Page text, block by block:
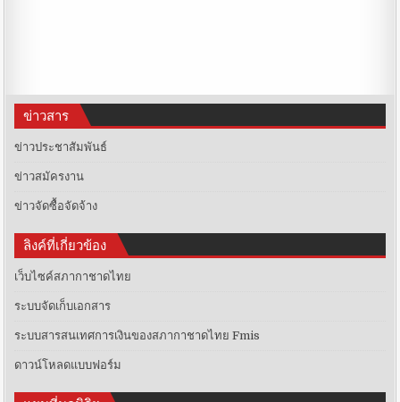
ข่าวสาร
ข่าวประชาสัมพันธ์
ข่าวสมัครงาน
ข่าวจัดซื้อจัดจ้าง
ลิงค์ที่เกี่ยวข้อง
เว็บไซค์สภากาชาดไทย
ระบบจัดเก็บเอกสาร
ระบบสารสนเทศการเงินของสภากาชาดไทย Fmis
ดาวน์โหลดแบบฟอร์ม